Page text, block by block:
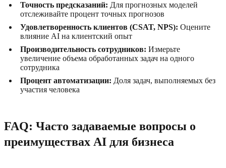
Точность предсказаний: Для прогнозных моделей
отслеживайте процент точных прогнозов
Удовлетворенность клиентов (CSAT, NPS): Оцените
влияние AI на клиентский опыт
Производительность сотрудников: Измерьте
увеличение объема обработанных задач на одного
сотрудника
Процент автоматизации: Доля задач, выполняемых без
участия человека
FAQ: Часто задаваемые вопросы о
преимуществах AI для бизнеса